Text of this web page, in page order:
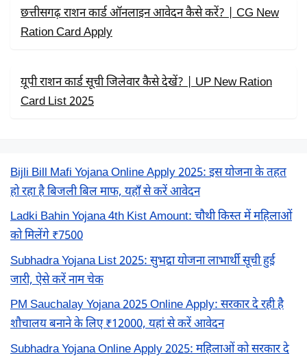
छत्तीसगढ़ राशन कार्ड ऑनलाइन आवेदन कैसे करें? | CG New
Ration Card Apply
यूपी राशन कार्ड सूची जिलेवार कैसे देखें? | UP New Ration
Card List 2025
Bijli Bill Mafi Yojana Online Apply 2025: इस योजना के तहत
हो रहा है बिजली बिल माफ, यहाँ से करें आवेदन
Ladki Bahin Yojana 4th Kist Amount: चौथी किस्त में महिलाओं
को मिलेंगे ₹7500
Subhadra Yojana List 2025: सुभद्रा योजना लाभार्थी सूची हुई
जारी, ऐसे करें नाम चेक
PM Sauchalay Yojana 2025 Online Apply: सरकार दे रही है
शौचालय बनाने के लिए ₹12000, यहां से करें आवेदन
Subhadra Yojana Online Apply 2025: महिलाओं को सरकार दे